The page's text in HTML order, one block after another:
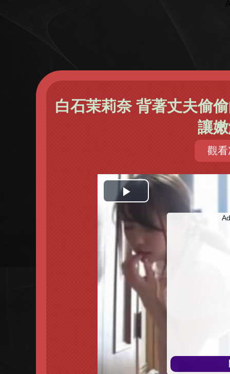
白石茉莉奈 背著丈夫偷
讓
觀
開
始
播
放